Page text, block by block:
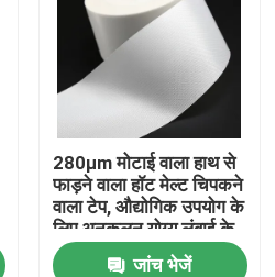
280μm मोटाई वाला हाथ से
फाड़ने वाला हॉट मेल्ट चिपकने
वाला टेप, औद्योगिक उपयोग के
लिए अनुकूलन योग्य लंबाई के
साथ
जांच भेजें